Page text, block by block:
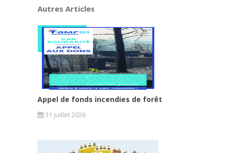
Autres Articles
Appel de fonds incendies de forêt
31 juillet 2026